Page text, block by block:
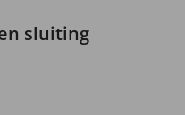
sluiting